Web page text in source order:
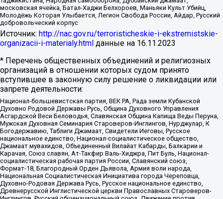
московская ячейка, Батал-Хаджи Белхороев, Маньяки Культ Убийц,
Молодёжь Которая Улыбается, Легион Свобода России, Айдар, Русский
добровольческий корпус
Источник: http://nac.gov.ru/terroristicheskie-i-ekstremistskie-
organizacii-i-materialy.html данные на 16.11.2023
* Перечень общественных объединений и религиозных
организаций в отношении которых судом принято
вступившее в законную силу решение о ликвидации или
запрете деятельности:
Национал-большевистская партия, ВЕК РА, Рада земли Кубанской
Духовно Родовой Державы Русь, Община Духовного Управления
Асгардской Веси Беловодья, Славянская Община Капища Веды Перуна,
Мужская Духовная Семинария Староверов-Инглингов, Нурджулар, К
Богодержавию, Таблиги Джамаат, Свидетели Иеговы, Русское
национальное единство, Национал-социалистическое общество,
Джамаат мувахидов, Объединенный Вилайат Кабарды, Балкарии и
Карачая, Союз славян, Ат-Такфир Валь-Хиджра, Пит Буль, Национал-
социалистическая рабочая партия России, Славянский союз,
Формат-18, Благородный Орден Дьявола, Армия воли народа,
Национальная Социалистическая Инициатива города Череповца,
Духовно-Родовая Держава Русь, Русское национальное единство,
Древнерусской Инглистической церкви Православных Староверов-